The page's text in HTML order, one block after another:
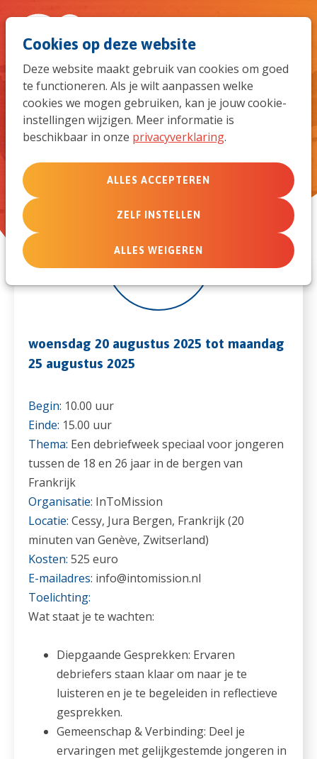
Cookies op deze website
Deze website maakt gebruik van cookies om goed
te functioneren. Als je wilt aanpassen welke
cookies we mogen gebruiken, kan je jouw cookie-
instellingen wijzigen. Meer informatie is
beschikbaar in onze privacyverklaring.
ALLES ACCEPTEREN
ZELF INSTELLEN
ALLES WEIGEREN
naar
de
Jongerendebriefweek -
Unpacking your backpack
20
aug
woensdag 20 augustus 2025 tot maandag
25 augustus 2025
Begin: 10.00 uur
Einde: 15.00 uur
Thema: Een debriefweek speciaal voor jongeren
tussen de 18 en 26 jaar in de bergen van
Frankrijk
Organisatie: InToMission
Locatie: Cessy, Jura Bergen, Frankrijk (20
minuten van Genève, Zwitserland)
Kosten: 525 euro
E-mailadres: info@intomission.nl
Toelichting:
Wat staat je te wachten:
Diepgaande Gesprekken: Ervaren
debriefers staan klaar om naar je te
luisteren en je te begeleiden in reflectieve
gesprekken.
Gemeenschap & Verbinding: Deel je
ervaringen met gelijkgestemde jongeren in